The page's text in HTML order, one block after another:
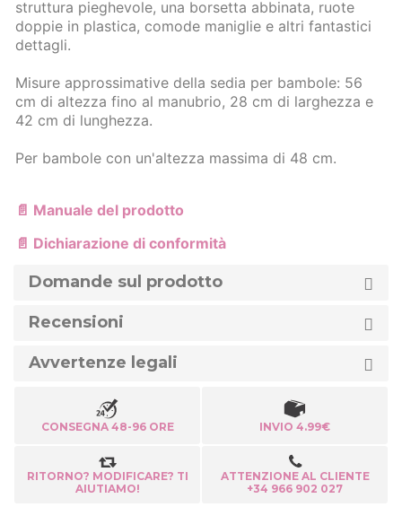
struttura pieghevole, una borsetta abbinata, ruote
doppie in plastica, comode maniglie e altri fantastici
dettagli.
Misure approssimative della sedia per bambole: 56
cm di altezza fino al manubrio, 28 cm di larghezza e
42 cm di lunghezza.
Per bambole con un'altezza massima di 48 cm.
📄 Manuale del prodotto
📄 Dichiarazione di conformità
Domande sul prodotto
Recensioni
Avvertenze legali
CONSEGNA 48-96 ORE INVIO 4.99€
RITORNO? MODIFICARE? TI
AIUTIAMO!
ATTENZIONE AL CLIENTE
+34 966 902 027